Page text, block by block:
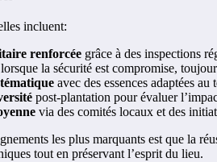
incluent:
renforcée grâce à des inspections
lorsque la sécurité est compromise,
avec des essences adaptées
post-plantation pour évaluer
via des comités locaux et des
les plus marquants est que la
tout en préservant l’esprit du lieu.